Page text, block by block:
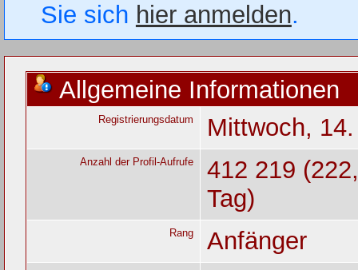
Sie sich hier anmelden.
Allgemeine Informationen
Registrierungsdatum Mittwoch,
Anzahl der Profil-Aufrufe
412 219
Tag)
Rang Anfänger